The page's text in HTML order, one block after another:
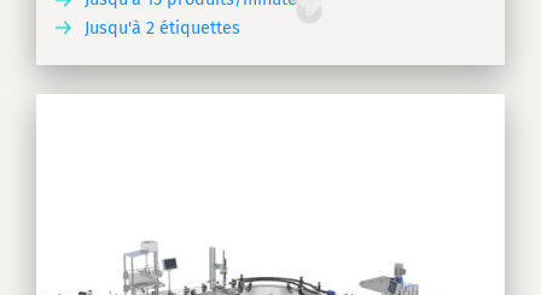
Jusqu'à 2 étiquettes